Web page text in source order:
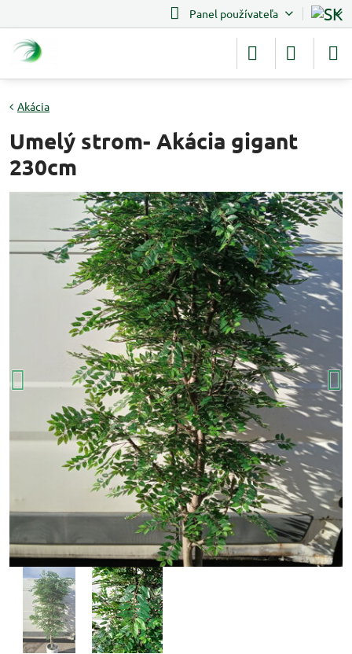
Panel používateľa
Akácia
Umelý strom- Akácia gigant
230cm